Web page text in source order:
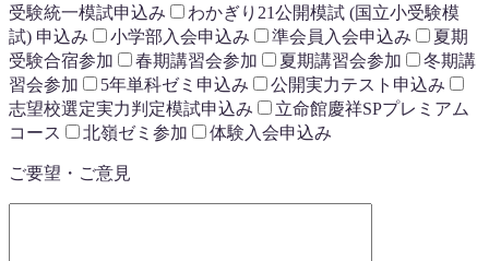
受験統一模試申込み
わかぎり21公開模試 (国立小受験模
試) 申込み
小学部入会申込み 準会員入会申込み
夏期
受験合宿参加
春期講習会参加 夏期講習会参加
冬期講
習会参加
5年単科ゼミ申込み
公開実力テスト申込み
志望校選定実力判定模試申込み
立命館慶祥SPプレミアム
コース
北嶺ゼミ参加 体験入会申込み
ご要望・ご意見